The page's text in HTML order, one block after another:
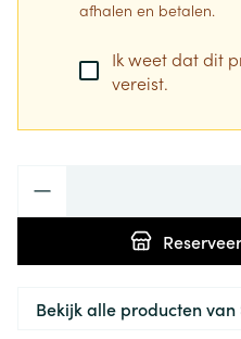
afhalen en betalen.
Ik weet dat dit
vereist.
Reserveer
Bekijk alle producten van